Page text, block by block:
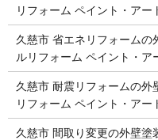
リフォーム ペイント・アー
久慈市 省エネリフォームの
ルリフォーム ペイント・ア
久慈市 耐震リフォームの外
リフォーム ペイント・アー
久慈市 間取り変更の外壁塗